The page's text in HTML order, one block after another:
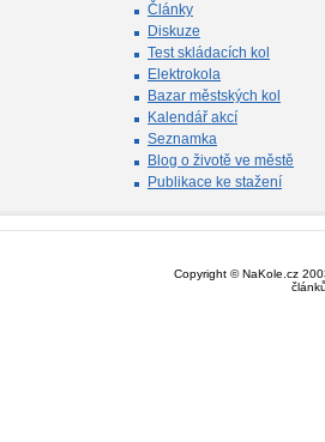
Články
Diskuze
Test skládacích kol
Elektrokola
Bazar městských kol
Kalendář akcí
Seznamka
Blog o životě ve městě
Publikace ke stažení
Copyright © NaKole.cz